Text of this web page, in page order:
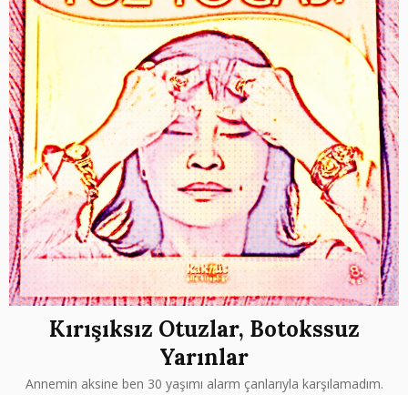
Kırışıksız Otuzlar, Botokssuz
Yarınlar
Annemin aksine ben 30 yaşımı alarm çanlarıyla karşılamadım.